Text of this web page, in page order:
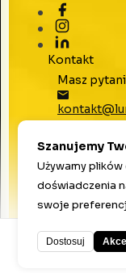
Kontakt
Masz
Social media
2026Lumeo.
Szanujemy
Używamy
doświadczenia
swoje
Dostosuj